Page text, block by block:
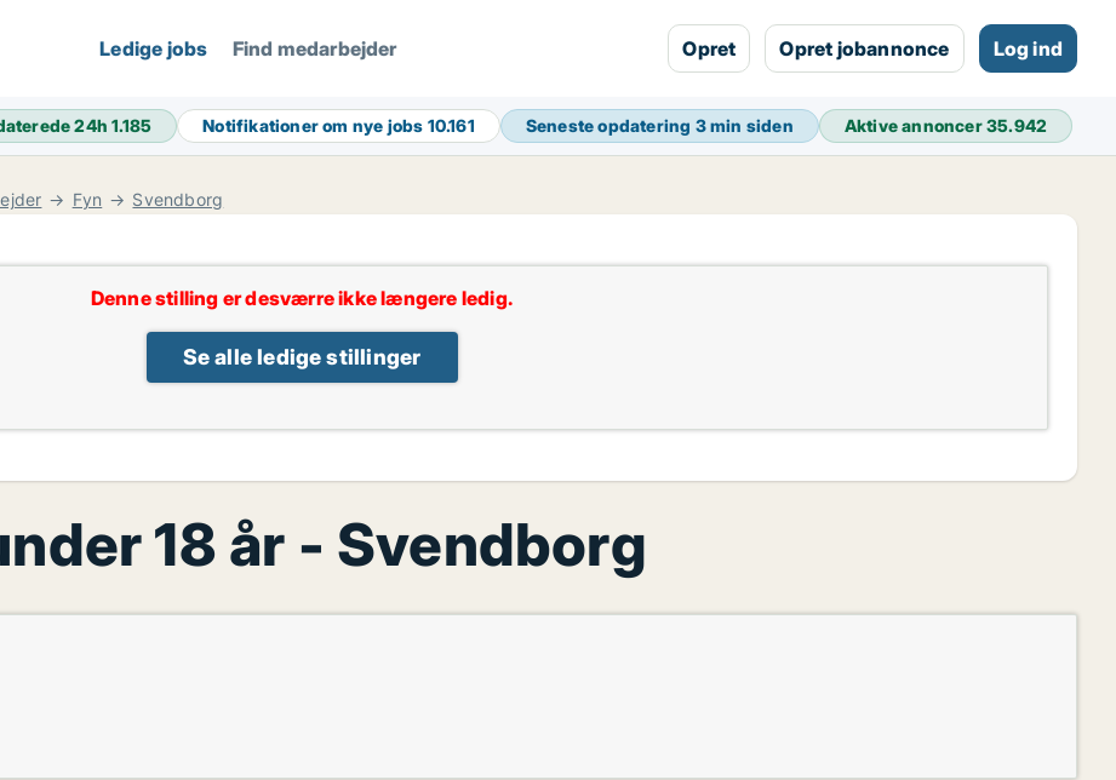
Ledige jobs Find medarbejder Opret Opret jobannonce Log ind
24h1.185 Notifikationer om nye jobs 10.161 Seneste opdatering 3 min siden Aktive annoncer35.942
Fyn Svendborg
Denne stilling er desværre ikke længere ledig.
Se alle ledige stillinger
18 år - Svendborg